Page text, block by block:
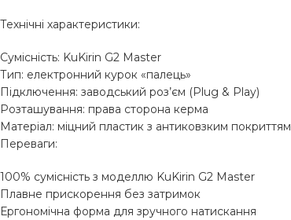
Технічні характеристики:
Сумісність: KuKirin G2 Master
Тип: електронний курок «палець»
Підключення: заводський роз’єм (Plug & Play)
Розташування: права сторона керма
Матеріал: міцний пластик з антиковзким покриттям
Переваги:
100% сумісність з моделлю KuKirin G2 Master
Плавне прискорення без затримок
Ергономічна форма для зручного натискання